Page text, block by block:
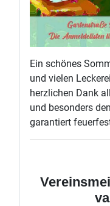
Ein schönes
und vielen
herzlichen Dank
und besonders
garantiert